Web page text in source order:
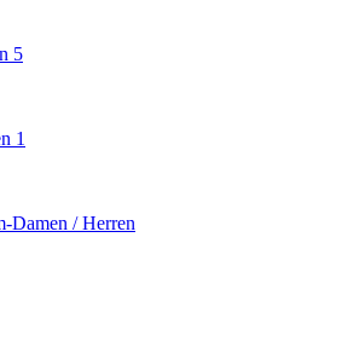
5
1
Damen / Herren